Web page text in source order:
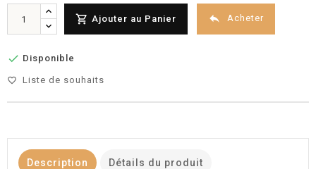
 Ajouter au Panier  Acheter
 Disponible
favorite_border Liste de souhaits
Description Détails du produit